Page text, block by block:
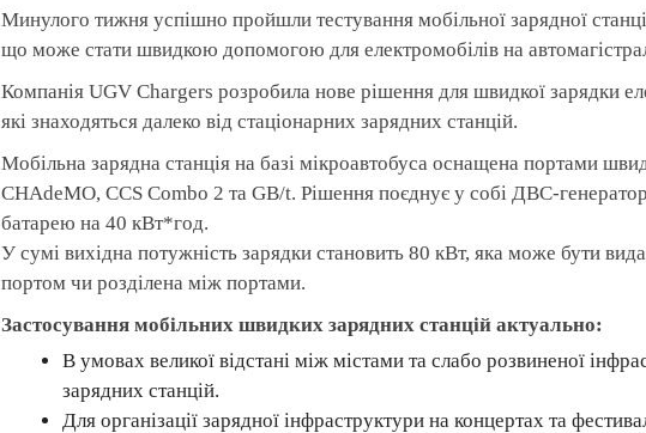
Минулого тижня успішно пройшли тестування мобільної зарядної
що може стати швидкою допомогою для електромобілів на
Компанія UGV Chargers розробила нове рішення для швидкої зарядки
які знаходяться далеко від стаціонарних зарядних станцій.
Мобільна зарядна станція на базі мікроавтобуса оснащена портами
CHAdeMO, CCS Combo 2 та GB/t. Рішення поєднує у собі ДВС-
батарею на 40 кВт*год.
У сумі вихідна потужність зарядки становить 80 кВт, яка може бути
портом чи розділена між портами.
Застосування мобільних швидких зарядних станцій актуально:
В умовах великої відстані між містами та слабо розвиненої
зарядних станцій.
Для організації зарядної інфраструктури на концертах та